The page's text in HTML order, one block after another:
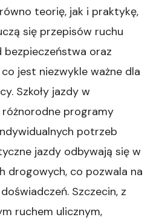
teorię, jak i praktykę,
się przepisów ruchu
bezpieczeństwa oraz
jest niezwykle ważne dla
Szkoły jazdy w
różnorodne programy
potrzeb
jazdy odbywają się w
drogowych, co pozwala na
Szczecin, z
ruchem ulicznym,